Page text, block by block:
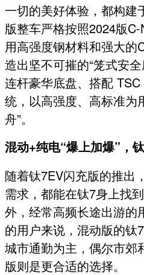
一切的美好体验，都构建
版整车严格按照2024版
用高强度钢材料和强大的
造出坚不可摧的“笼式安
连杆豪华底盘、搭配
统，以高强度、高标准为
舟”。
混动+纯电“爆上加爆”，
随着钛7EV闪充版的推出
需求，都能在钛7身上找
外，经常高频长途出游的
的用户来说，混动版的钛
城市通勤为主，偶尔市郊
版则是更合适的选择。